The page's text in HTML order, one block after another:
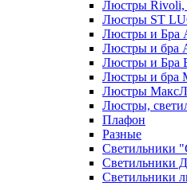
Люстры
Люстры ST
Люстры и Бра
Люстры и бра
Люстры и Бра
Люстры и бра
Люстры
Люстры,
Плафон
Разные
Светильники
Светильники